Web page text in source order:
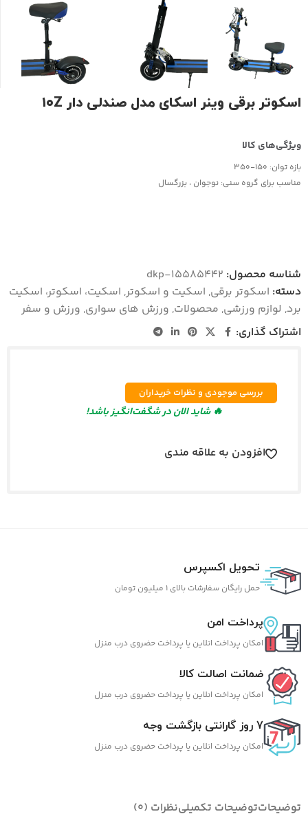
اسکوتر برقی وینر اسکای مدل صندلی دار ۱۰Z
بازه توان: 150-350
مناسب برای گروه سنی: نوجوان ، بزرگسال
شناسه محصول: dkp-15585442
دسته: اسکوتر برقی, اسکیت و اسکوتر, اسکیت، اسکوتر، اسکیت
برد, لوازم ورزشی, محصولات, ورزش های سواری, ورزش و سفر
اشتراک گذاری:
بررسی موجودی و نظرات خریداران
🔥 شاید الان در شگفت‌انگیز باشد!
افزودن به علاقه مندی
تحویل اکسپرس
حمل رایگان سفارشات بالای 1 میلیون تومان
پرداخت امن
امکان پرداخت انلاین یا پرداخت حضروی درب منزل
ضمانت اصالت کالا
امکان پرداخت انلاین یا پرداخت حضروی درب منزل
7 روز گارانتی بازگشت وجه
امکان پرداخت انلاین یا پرداخت حضروی درب منزل
توضیحاتتوضیحات تکمیلینظرات (0)